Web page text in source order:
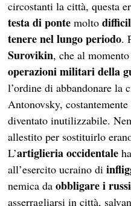
circostanti la città, questa
testa di ponte molto
tenere nel lungo periodo.
Surovikin, che al
operazioni militari della
l’ordine di abbandonare la
Antonovsky,
diventato inutilizzabile.
allestito per sostituirlo
L’artiglieria occidentale
all’esercito ucraino di
nemica daobbligare i
asserragliarsi in città,